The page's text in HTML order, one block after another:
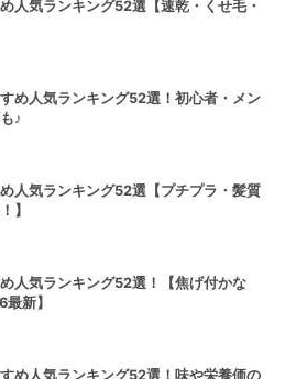
人気ランキング52選【速乾・くせ毛・
め人気ランキング52選！初心者・メン
♪
人気ランキング52選【プチプラ・髪質
】
人気ランキング52選！【焦げ付かな
新】
め人気ランキング52選！味や栄養価の